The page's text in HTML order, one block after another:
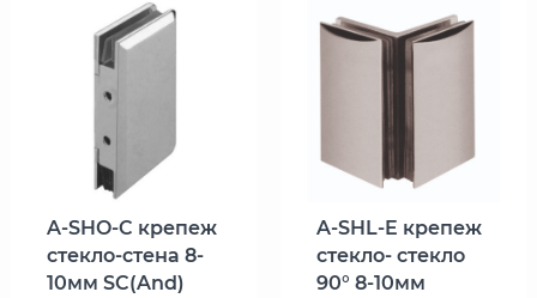
A-SHO-C крепеж
стекло-стена 8-
10мм SC(And)
A-SHL-E крепеж
стекло- стекло
90° 8-10мм